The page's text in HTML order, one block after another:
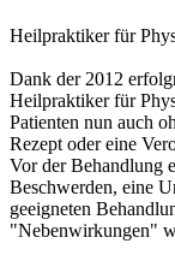
Heilpraktiker für
Dank der 2012
Heilpraktiker für
Patienten nun auch
Rezept oder eine
Vor der Behandlung
Beschwerden, eine
geeigneten
"Nebenwirkungen"